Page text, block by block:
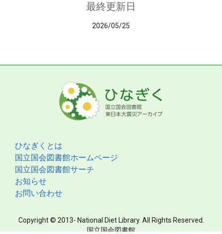
最終更新日
2026/05/25
ひなぎくとは
国立国会図書館ホームページ
国立国会図書館サーチ
お知らせ
お問い合わせ
Copyright © 2013- National Diet Library. All Rights Reserved.